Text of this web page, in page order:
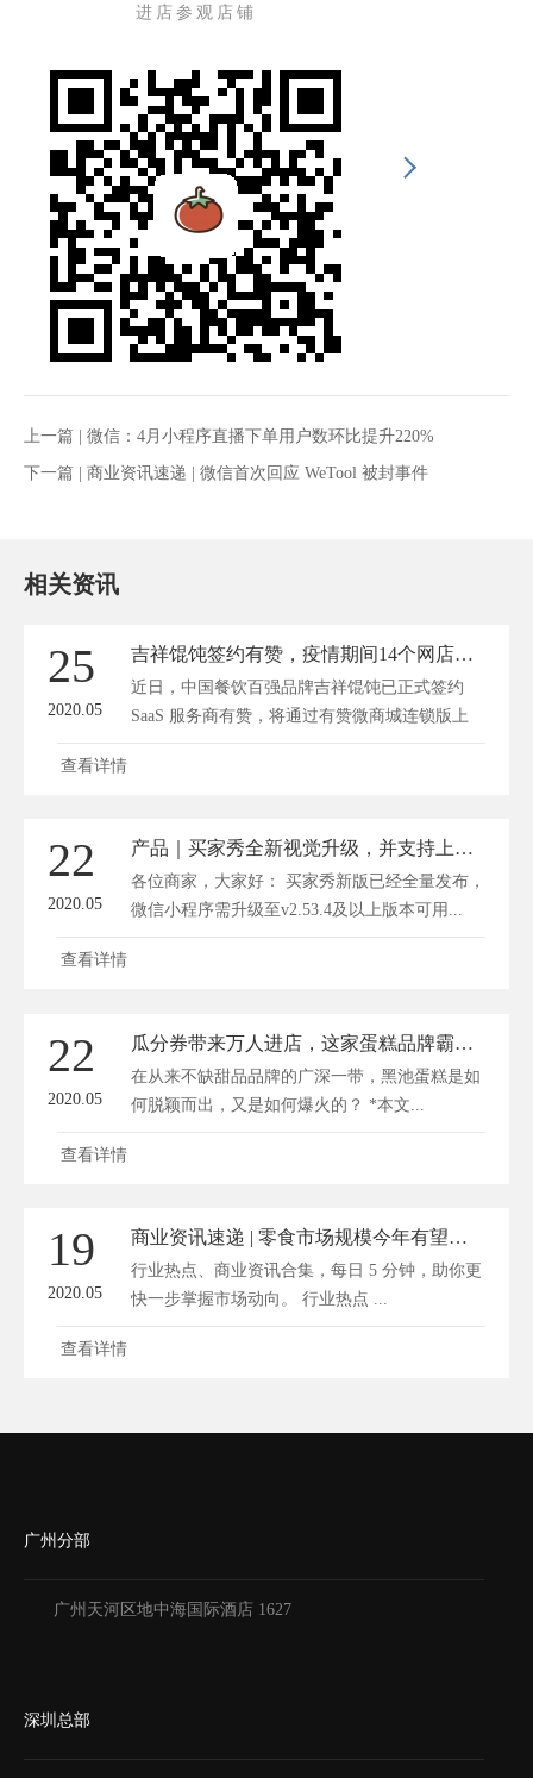
进店参观店铺
上一篇 | 微信：4月小程序直播下单用户数环比提升220%
下一篇 | 商业资讯速递 | 微信首次回应 WeTool 被封事件
相关资讯
25
2020.05
吉祥馄饨签约有赞，疫情期间14个网店为实体门店赋能
近日，中国餐饮百强品牌吉祥馄饨已正式签约
SaaS 服务商有赞，将通过有赞微商城连锁版上
线...
查看详情
22
2020.05
产品｜买家秀全新视觉升级，并支持上下切换查看
各位商家，大家好： 买家秀新版已经全量发布，
微信小程序需升级至v2.53.4及以上版本可用...
查看详情
22
2020.05
瓜分券带来万人进店，这家蛋糕品牌霸屏社交圈，三招必学
在从来不缺甜品品牌的广深一带，黑池蛋糕是如
何脱颖而出，又是如何爆火的？ *本文...
查看详情
19
2020.05
商业资讯速递 | 零食市场规模今年有望破 6000 亿
行业热点、商业资讯合集，每日 5 分钟，助你更
快一步掌握市场动向。 行业热点 ...
查看详情
广州分部
广州天河区地中海国际酒店 1627
深圳总部